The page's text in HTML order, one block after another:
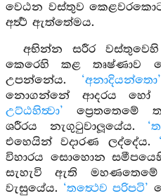
වෙඨන වස්තුව
අර්‍ත්‍ථ ඇත්තේමය.
අභින්න සරීර
කෙරෙහි කළ තෘෂ්ණාව
උපන්නේය. ‘අනාදියන්තො’
නොගන්නේ ආදරය හෝ
උට්ඨහිත්‍වා’ ප්‍රෙතතෙමේ
ශරීරය නැගුටුවාලූයේය.
එහෙයින් වදාරණ ලද්දේය.
විහාරය සොහොන
සැහැවි ඇති
වැසුයේය. ‘තත්‍ථෙව පරිපටි’